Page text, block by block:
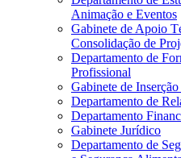
Animação e Eventos
Gabinete de Apoio
Consolidação de
Departamento de
Profissional
Gabinete de
Departamento de
Departamento
Gabinete Jurídico
Departamento de